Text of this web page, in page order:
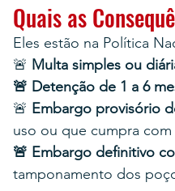
Quais as
Eles estão na Política
🚨 Multa simples ou
🚨 Detenção de 1 a 6
🚨 Embargo provisório
uso ou que cumpra
🚨 Embargo definitivo
tamponamento dos